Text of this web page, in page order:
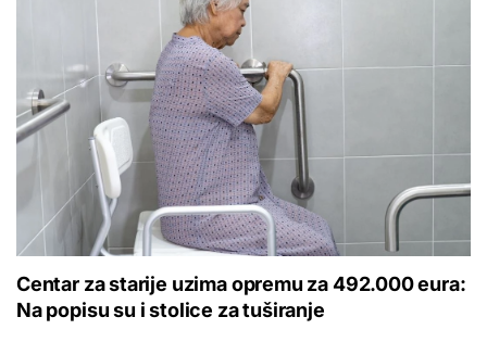
Centar za starije uzima opremu za 492.000 eura:
Na popisu su i stolice za tuširanje